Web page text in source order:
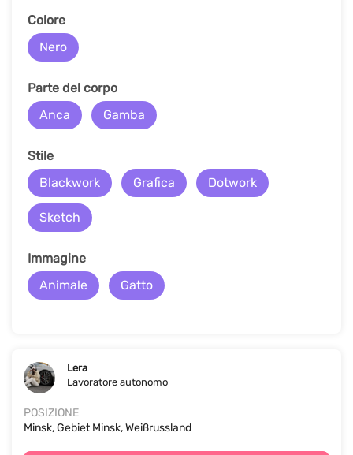
Colore
Nero
Parte del corpo
Anca
Gamba
Stile
Blackwork
Grafica Dotwork
Sketch
Immagine
Animale
Gatto
Lera
Lavoratore autonomo
POSIZIONE
Minsk, Gebiet Minsk, Weißrussland